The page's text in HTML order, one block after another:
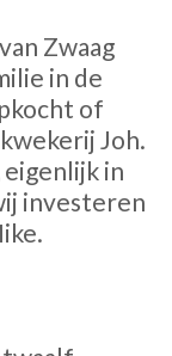
Zwaag
in de
of
Joh.
eigenlijk in
investeren